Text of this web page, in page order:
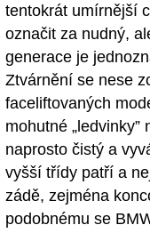
tentokrát umírnější
označit za nudný,
generace je
Ztvárnění se nese
faceliftovaných
mohutné
naprosto čistý a
vyšší třídy patří a
zádě, zejména
podobnému se